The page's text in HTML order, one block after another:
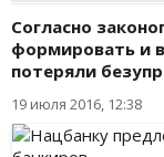
Согласно
формировать и
потеряли
19 июля 2016, 12:38